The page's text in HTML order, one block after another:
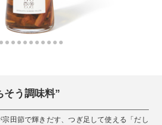
そう調味料”
田節で輝きだす、つぎ足して使える「だし